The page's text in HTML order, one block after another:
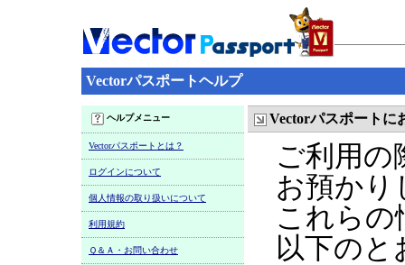
Vectorパスポートヘルプ
ヘルプメニュー
Vectorパスポートとは？
ログインについて
個人情報の取り扱いについて
利用規約
Ｑ＆Ａ・お問い合わせ
Vectorパスポートに
ご利用の
お預かり
これらの
以下のと